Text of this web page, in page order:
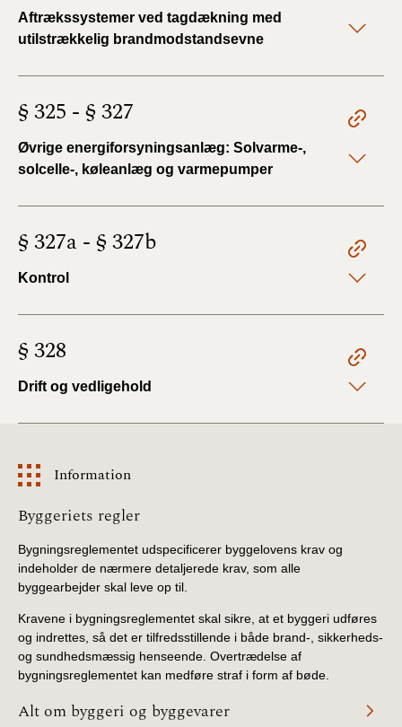
Aftrækssystemer ved tagdækning med
utilstrækkelig brandmodstandsevne
§ 325 - § 327
Øvrige energiforsyningsanlæg: Solvarme-,
solcelle-, køleanlæg og varmepumper
§ 327a - § 327b
Kontrol
§ 328
Drift og vedligehold
Information
Information
Byggeriets regler
Bygningsreglementet udspecificerer byggelovens krav og
indeholder de nærmere detaljerede krav, som alle
byggearbejder skal leve op til.
Kravene i bygningsreglementet skal sikre, at et byggeri udføres
og indrettes, så det er tilfredsstillende i både brand-, sikkerheds-
og sundhedsmæssig henseende. Overtrædelse af
bygningsreglementet kan medføre straf i form af bøde.
Alt om byggeri og byggevarer